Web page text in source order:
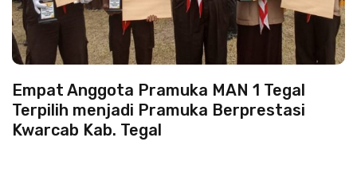
Empat Anggota Pramuka MAN 1 Tegal
Terpilih menjadi Pramuka Berprestasi
Kwarcab Kab. Tegal